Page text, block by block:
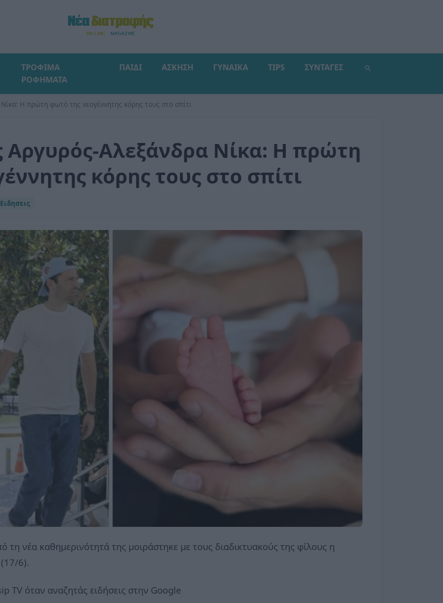
ΤΡΟΦΙΜΑ
ΡΟΦΗΜΑΤΑ
ΠΑΙΔΙ ΑΣΚΗΣΗ ΓΥΝΑΙΚΑ TIPS ΣΥΝΤΑΓΕΣ
Η πρώτη φωτό της νεογέννητης κόρης τους στο σπίτι
Αργυρός-Αλεξάνδρα Νίκα: Η πρώτη
κόρης τους στο σπίτι
τη νέα καθημερινότητά της μοιράστηκε με τους διαδικτυακούς της φίλους η
6).
TV όταν αναζητάς ειδήσεις στην Google